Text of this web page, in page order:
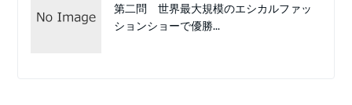
第二問 世界最大規模のエシカルファッ
ションショーで優勝...